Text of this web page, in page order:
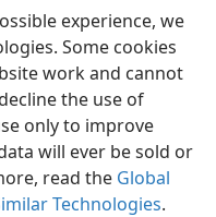
experience, we
Some cookies
work and cannot
the use of
only to improve
will ever be sold or
read the Global
Technologies.
Voorkeure
Society of Pennsylvania
Meld aan